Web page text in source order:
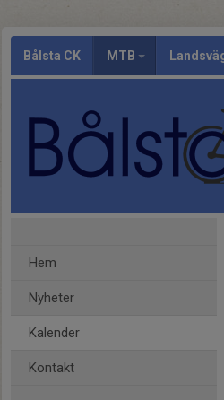
Bålsta CK MTB
Hem
Nyheter
Kalender
Kontakt